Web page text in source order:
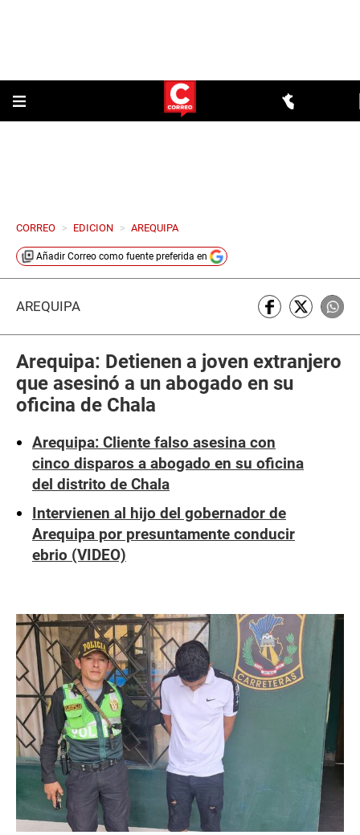
CORREO > EDICION > AREQUIPA
Añadir Correo como fuente preferida en
AREQUIPA
Arequipa: Detienen a joven extranjero
que asesinó a un abogado en su
oficina de Chala
Arequipa: Cliente falso asesina con
cinco disparos a abogado en su oficina
del distrito de Chala
Intervienen al hijo del gobernador de
Arequipa por presuntamente conducir
ebrio (VIDEO)